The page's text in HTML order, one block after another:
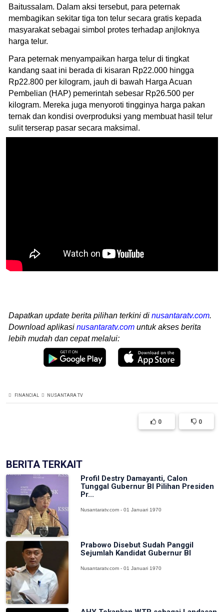
Baitussalam. Dalam aksi tersebut, para peternak
membagikan sekitar tiga ton telur secara gratis kepada
masyarakat sebagai simbol protes terhadap anjloknya
harga telur.
Para peternak menyampaikan harga telur di tingkat
kandang saat ini berada di kisaran Rp22.000 hingga
Rp22.800 per kilogram, jauh di bawah Harga Acuan
Pembelian (HAP) pemerintah sebesar Rp26.500 per
kilogram. Mereka juga menyoroti tingginya harga pakan
ternak dan kondisi overproduksi yang membuat hasil telur
sulit terserap pasar secara maksimal.
Dapatkan update berita pilihan terkini di nusantaratv.com.
Download aplikasi nusantaratv.com untuk akses berita
lebih mudah dan cepat melalui:
FINANCIAL NUSANTARA TV
0 0
BERITA TERKAIT
Profil Destry Damayanti, Calon
Tunggal Gubernur BI Pilihan Presiden
Pr...
Nusantaratv.com - 01 Januari 1970
Prabowo Disebut Sudah Panggil
Sejumlah Kandidat Gubernur BI
Nusantaratv.com - 01 Januari 1970